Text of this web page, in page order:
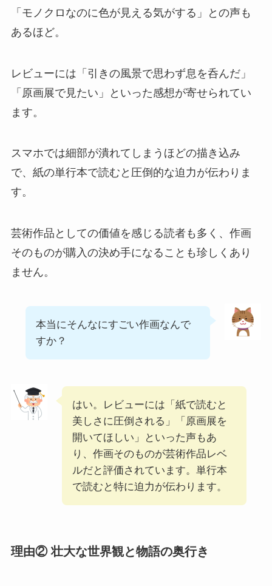
「モノクロなのに色が見える気がする」との声も
あるほど。
レビューには「引きの風景で思わず息を呑んだ」
「原画展で見たい」といった感想が寄せられてい
ます。
スマホでは細部が潰れてしまうほどの描き込み
で、紙の単行本で読むと圧倒的な迫力が伝わりま
す。
芸術作品としての価値を感じる読者も多く、作画
そのものが購入の決め手になることも珍しくあり
ません。
本当にそんなにすごい作画なんで
すか？
はい。レビューには「紙で読むと
美しさに圧倒される」「原画展を
開いてほしい」といった声もあ
り、作画そのものが芸術作品レベ
ルだと評価されています。単行本
で読むと特に迫力が伝わります。
理由② 壮大な世界観と物語の奥行き